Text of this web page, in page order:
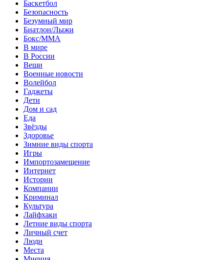
Баскетбол
Безопасность
Безумный мир
Биатлон/Лыжи
Бокс/MMA
В мире
В России
Вещи
Военные новости
Волейбол
Гаджеты
Дети
Дом и сад
Еда
Звёзды
Здоровье
Зимние виды спорта
Игры
Импортозамещение
Интернет
Истории
Компании
Криминал
Культура
Лайфхаки
Летние виды спорта
Личный счет
Люди
Места